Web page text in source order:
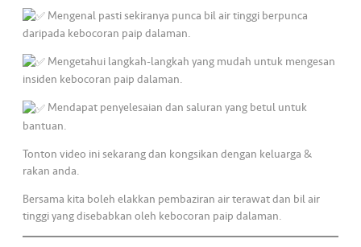
Mengenal pasti sekiranya punca bil air tinggi berpunca
daripada kebocoran paip dalaman.
Mengetahui langkah-langkah yang mudah untuk mengesan
insiden kebocoran paip dalaman.
Mendapat penyelesaian dan saluran yang betul untuk
bantuan.
Tonton video ini sekarang dan kongsikan dengan keluarga &
rakan anda.
Bersama kita boleh elakkan pembaziran air terawat dan bil air
tinggi yang disebabkan oleh kebocoran paip dalaman.
a
k
n
N
ia
g
e